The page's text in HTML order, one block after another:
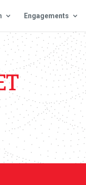
Engagements